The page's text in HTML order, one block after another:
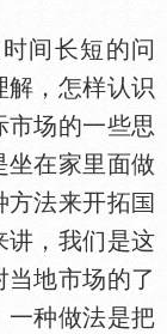
间长短的问
解，怎样认识
市场的一些思
坐在家里面做
方法来开拓
讲，我们是这
地市场的了
一种做法是把